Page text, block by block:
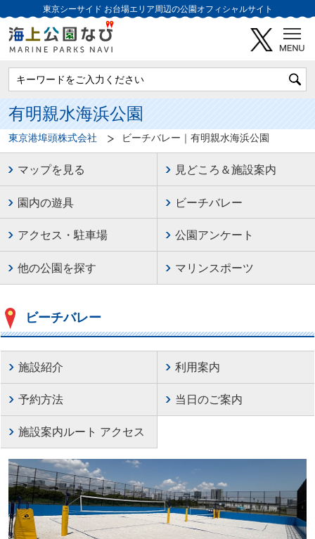
東京シーサイド お台場エリア周辺の公園オフィシャルサイト
有明親水海浜公園
東京港埠頭株式会社 ビーチバレー｜有明親水海浜公園
マップを見る 見どころ＆施設案内
園内の遊具 ビーチバレー
アクセス・駐車場 公園アンケート
他の公園を探す マリンスポーツ
ビーチバレー
施設紹介 利用案内
予約方法 当日のご案内
施設案内ルート アクセス